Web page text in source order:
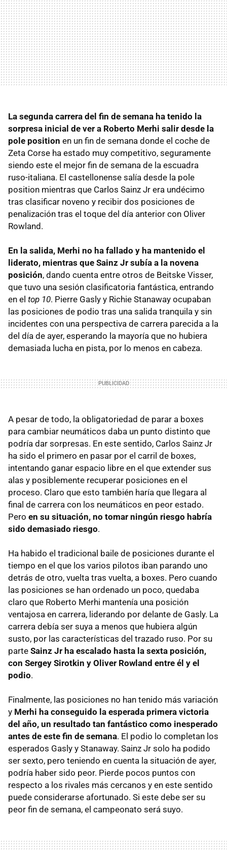
La segunda carrera del fin de semana ha tenido la
sorpresa inicial de ver a Roberto Merhi salir desde la
pole position en un fin de semana donde el coche de
Zeta Corse ha estado muy competitivo, seguramente
siendo este el mejor fin de semana de la escuadra
ruso-italiana. El castellonense salía desde la pole
position mientras que Carlos Sainz Jr era undécimo
tras clasificar noveno y recibir dos posiciones de
penalización tras el toque del día anterior con Oliver
Rowland.
En la salida, Merhi no ha fallado y ha mantenido el
liderato, mientras que Sainz Jr subía a la novena
posición, dando cuenta entre otros de Beitske Visser,
que tuvo una sesión clasificatoria fantástica, entrando
en el top 10. Pierre Gasly y Richie Stanaway ocupaban
las posiciones de podio tras una salida tranquila y sin
incidentes con una perspectiva de carrera parecida a la
del día de ayer, esperando la mayoría que no hubiera
demasiada lucha en pista, por lo menos en cabeza.
A pesar de todo, la obligatoriedad de parar a boxes
para cambiar neumáticos daba un punto distinto que
podría dar sorpresas. En este sentido, Carlos Sainz Jr
ha sido el primero en pasar por el carril de boxes,
intentando ganar espacio libre en el que extender sus
alas y posiblemente recuperar posiciones en el
proceso. Claro que esto también haría que llegara al
final de carrera con los neumáticos en peor estado.
Pero en su situación, no tomar ningún riesgo habría
sido demasiado riesgo.
Ha habido el tradicional baile de posiciones durante el
tiempo en el que los varios pilotos iban parando uno
detrás de otro, vuelta tras vuelta, a boxes. Pero cuando
las posiciones se han ordenado un poco, quedaba
claro que Roberto Merhi mantenía una posición
ventajosa en carrera, liderando por delante de Gasly. La
carrera debía ser suya a menos que hubiera algún
susto, por las características del trazado ruso. Por su
parte Sainz Jr ha escalado hasta la sexta posición,
con Sergey Sirotkin y Oliver Rowland entre él y el
podio.
Finalmente, las posiciones no han tenido más variación
y Merhi ha conseguido la esperada primera victoria
del año, un resultado tan fantástico como inesperado
antes de este fin de semana. El podio lo completan los
esperados Gasly y Stanaway. Sainz Jr solo ha podido
ser sexto, pero teniendo en cuenta la situación de ayer,
podría haber sido peor. Pierde pocos puntos con
respecto a los rivales más cercanos y en este sentido
puede considerarse afortunado. Si este debe ser su
peor fin de semana, el campeonato será suyo.